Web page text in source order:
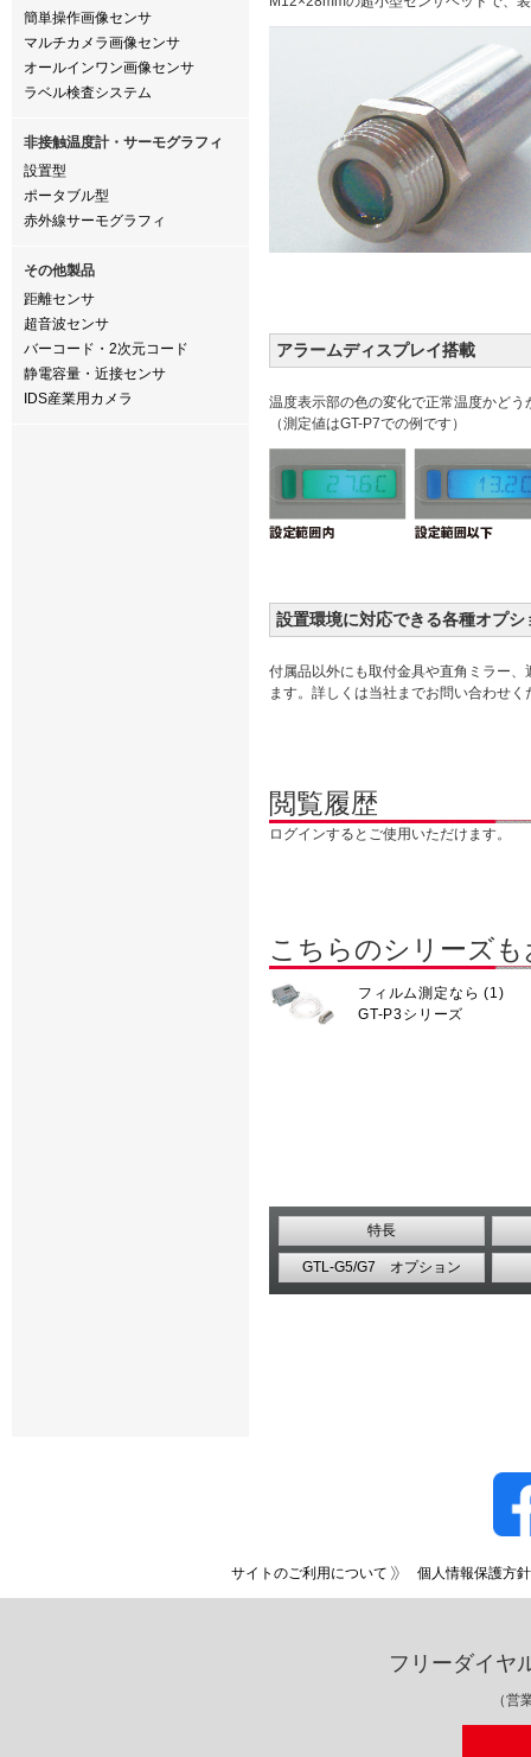
簡単操作画像センサ
マルチカメラ画像センサ
オールインワン画像センサ
ラベル検査システム
非接触温度計・サーモグラフィ
設置型
ポータブル型
赤外線サーモグラフィ
その他製品
距離センサ
超音波センサ
バーコード・2次元コード
静電容量・近接センサ
IDS産業用カメラ
アラームディスプレイ搭載
温度表示部の色の変化で正常温度かどう
（測定値はGT-P7での例です）
設置環境に対応できる各種オプシ
付属品以外にも取付金具や直角ミラー
ます。詳しくは当社までお問い合わせく
閲覧履歴
ログインするとご使用いただけます。
こちらのシリーズ
フィルム測定なら (1)
GT-P3シリーズ
特長
GTL-G5/G7 オプション
サイトのご利用について 個人情報保護方針
フリーダイヤ
（営